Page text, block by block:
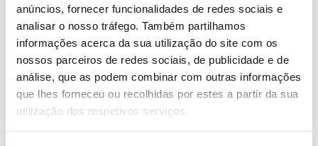
anúncios, fornecer funcionalidades de redes sociais e
analisar o nosso tráfego. Também partilhamos
informações acerca da sua utilização do site com os
nossos parceiros de redes sociais, de publicidade e de
análise, que as podem combinar com outras informações
que lhes forneceu ou recolhidas por estes a partir da sua
utilização dos respetivos serviços.
239.58 Kb
Informação Semanal do Sistema
Eletroprodutor da semana 8 de 2025
Publicação com periodicidade semanal, com
informação sobre Eletricidade
2025-02-26 Eletricidade